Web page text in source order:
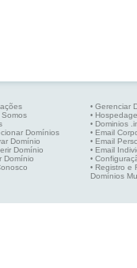
Domínios
Domínio
Domínio
Domínio
• Gerenciar
•
• Dominios
• Email
• Email
• Email
•
• Registro e
Domínios